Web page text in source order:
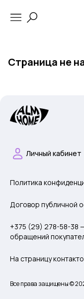
Страница не
Личный кабинет
Политика
Договор публичной
+375 (29) 278-58-38
обращений
На страницу
Все права защищены ©